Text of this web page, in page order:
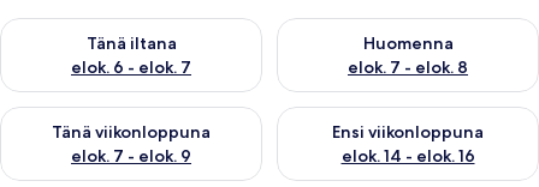
Tänä iltana
elok. 6 - elok. 7
Tarkista tämän illan saatavuus elok. 6 - elok. 7
Huomenna
elok. 7 - elok. 8
Tarkista huomisen saatavuus
Tänä viikonloppuna
elok. 7 - elok. 9
Tarkista tämän viikonlopun saatavuus elok. 7 - elok. 9
Ensi viikonloppuna
elok. 14 - elok. 16
Tarkista ensi viikonlopun